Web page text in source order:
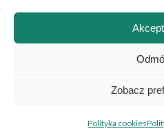
Zobacz
Polityka cookies
Copyright © 2026